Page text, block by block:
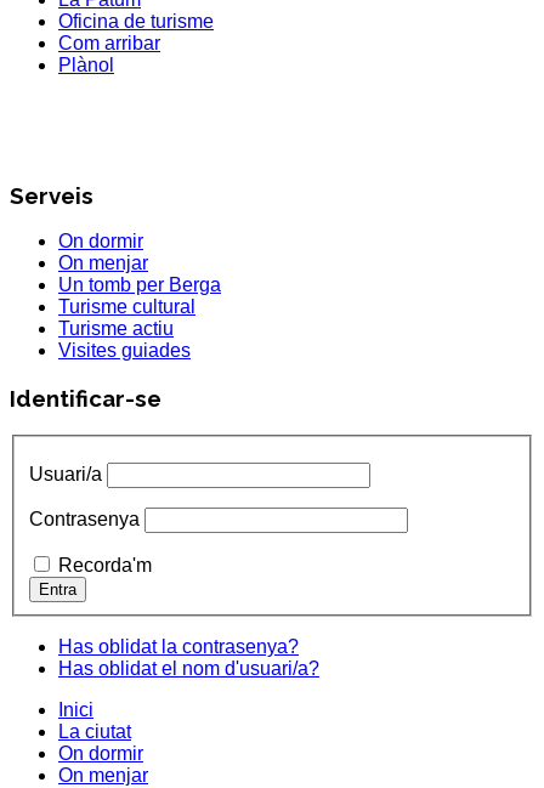
Oficina de turisme
Com arribar
Plànol
Serveis
On dormir
On menjar
Un tomb per Berga
Turisme cultural
Turisme actiu
Visites guiades
Identificar-se
Usuari/a
Contrasenya
Recorda'm
Has oblidat la contrasenya?
Has oblidat el nom d'usuari/a?
Inici
La ciutat
On dormir
On menjar